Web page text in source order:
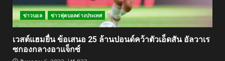
ข่าวบอล ข่าวฟุตบอลต่างประเทศ
เวสต์แฮมยื่น ข้อเสนอ 25 ล้านปอนด์คว้าตัวเอ็ดสัน อัลวาเร
ซกองกลางอาแจ็กซ์